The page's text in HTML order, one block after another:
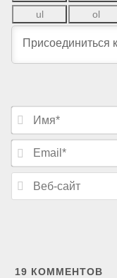
19 КОММЕНТОВ